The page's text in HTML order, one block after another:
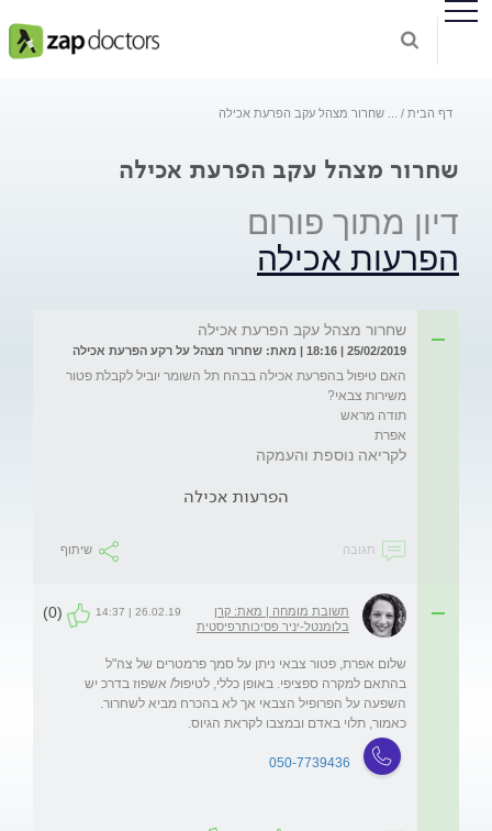
דף הבית שחרור מצהל עקב הפרעת אכילה
שחרור מצהל עקב הפרעת אכילה
דיון מתוך פורום
הפרעות אכילה
שחרור מצהל עקב הפרעת אכילה
25/02/2019 | 18:16 | מאת: שחרור מצהל על רקע הפרעת אכילה
האם טיפול בהפרעת אכילה בבהח תל השומר יוביל לקבלת פטור
אפרת
לקריאה נוספת והעמקה
הפרעות אכילה
תגובה שיתוף
תשובת מומחה | מאת: קרן
בלומנטל-יניר פסיכותרפיסטית
26.02.19 | 14:37
(0)
שלום אפרת, פטור צבאי ניתן על סמך פרמטרים של צה"ל
בהתאם למקרה ספציפי. באופן כללי, לטיפול/ אשפוז בדרכ יש
השפעה על הפרופיל הצבאי אך לא בהכרח מביא לשחרור.
כאמור, תלוי באדם ובמצבו לקראת הגיוס.
050-7739436